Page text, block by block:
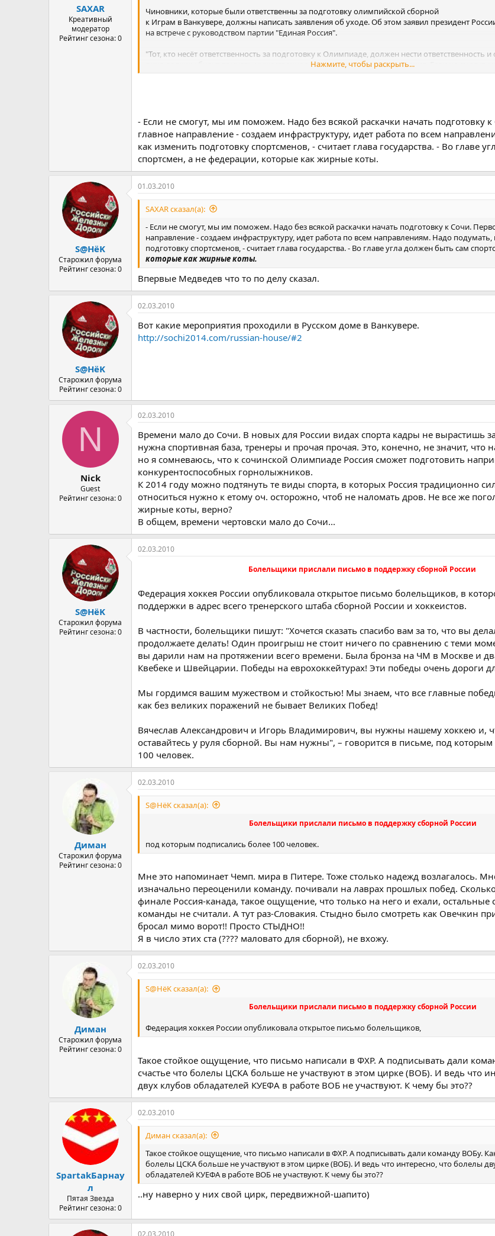
SAXAR
Креативный
модератор
Рейтинг сезона: 0
Чиновники, которые были ответственны за подготовку олимпийской сборной
к Играм в Ванкувере, должны написать заявления об уходе. Об этом заявил президент
на встрече с руководством партии "Единая Россия".
"Тот, кто несёт ответственность за подготовку к Олимпиаде, должен нести ответственность
лица должны будут принять мужественное решение и написать заявления. Если не
передаёт слова Медведева ИТАР-ТАСС.
Нажмите, чтобы раскрыть...
- Если не смогут, мы им поможем. Надо без всякой раскачки начать подготовку
главное направление - создаем инфраструктуру, идет работа по всем
как изменить подготовку спортсменов, - считает глава государства. - Во главе
спортсмен, а не федерации, которые как жирные коты.
S@HёK
Старожил форума
Рейтинг сезона: 0
01.03.2010
SAXAR сказал(а):
- Если не смогут, мы им поможем. Надо без всякой раскачки начать подготовку к Сочи.
направление - создаем инфраструктуру, идет работа по всем направлениям. Надо подумать,
подготовку спортсменов, - считает глава государства. - Во главе угла должен быть сам
которые как жирные коты.
Впервые Медведев что то по делу сказал.
S@HёK
Старожил форума
Рейтинг сезона: 0
02.03.2010
Вот какие мероприятия проходили в Русском доме в Ванкувере.
http://sochi2014.com/russian-house/#2
N
Nick
Guest
Рейтинг сезона: 0
02.03.2010
Времени мало до Сочи. В новых для России видах спорта кадры не вырастишь
нужна спортивная база, тренеры и прочая прочая. Это, конечно, не значит, что
но я сомневаюсь, что к сочинской Олимпиаде Россия сможет подготовить
конкурентоспособных горнолыжников.
К 2014 году можно подтянуть те виды спорта, в которых Россия традиционно
относиться нужно к етому оч. осторожно, чтоб не наломать дров. Не все же
жирные коты, верно?
В общем, времени чертовски мало до Сочи...
S@HёK
Старожил форума
Рейтинг сезона: 0
02.03.2010
Болельщики прислали письмо в поддержку сборной России
Федерация хоккея России опубликовала открытое письмо болельщиков, в
поддержки в адрес всего тренерского штаба сборной России и хоккеистов.
В частности, болельщики пишут: "Хочется сказать спасибо вам за то, что вы
продолжаете делать! Один проигрыш не стоит ничего по сравнению с теми
вы дарили нам на протяжении всего времени. Была бронза на ЧМ в Москве и
Квебеке и Швейцарии. Победы на еврохоккейтурах! Эти победы очень дороги
Мы гордимся вашим мужеством и стойкостью! Мы знаем, что все главные
как без великих поражений не бывает Великих Побед!
Вячеслав Александрович и Игорь Владимирович, вы нужны нашему хоккею и,
оставайтесь у руля сборной. Вы нам нужны", – говорится в письме, под
100 человек.
Диман
Старожил форума
Рейтинг сезона: 0
02.03.2010
S@HёK сказал(а):
Болельщики прислали письмо в поддержку сборной России
под которым подписались более 100 человек.
Мне это напоминает Чемп. мира в Питере. Тоже столько надежд возлагалось.
изначально переоценили команду. почивали на лаврах прошлых побед.
финале Россия-канада, такое ощущение, что только на него и ехали, остальные
команды не считали. А тут раз-Словакия. Стыдно было смотреть как Овечкин
бросал мимо ворот!! Просто СТЫДНО!!
Я в число этих ста (???? маловато для сборной), не вхожу.
Диман
Старожил форума
Рейтинг сезона: 0
02.03.2010
S@HёK сказал(а):
Болельщики прислали письмо в поддержку сборной России
Федерация хоккея России опубликовала открытое письмо болельщиков,
Такое стойкое ощущение, что письмо написали в ФХР. А подписывать дали
счастье что болелы ЦСКА больше не участвуют в этом цирке (ВОБ). И ведь что
двух клубов обладателей КУЕФА в работе ВОБ не участвуют. К чему бы это??
SpartakБарнау
л
Пятая Звезда
Рейтинг сезона: 0
02.03.2010
Диман сказал(а):
Такое стойкое ощущение, что письмо написали в ФХР. А подписывать дали команду ВОБу.
болелы ЦСКА больше не участвуют в этом цирке (ВОБ). И ведь что интересно, что болелы
обладателей КУЕФА в работе ВОБ не участвуют. К чему бы это??
..ну наверно у них свой цирк, передвижной-шапито)
02.03.2010